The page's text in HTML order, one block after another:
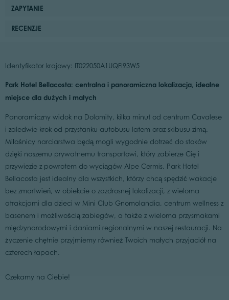
ZAPYTANIE
RECENZJE
Identyfikator krajowy: IT022050A1UQFI93W5
Park Hotel Bellacosta: centralna i panoramiczna lokalizacja, idealne
miejsce dla dużych i małych
Panoramiczny widok na Dolomity, kilka minut od centrum Cavalese
i zaledwie krok od przystanku autobusu latem oraz skibusu zimą.
Miłośnicy narciarstwa będą mogli wygodnie dotrzeć do stoków
dzięki naszemu prywatnemu transportowi, który zabierze Cię i
przywiezie z powrotem do wyciągów Alpe Cermis. Park Hotel
Bellacosta jest idealny dla wszystkich, którzy chcą spędzić wakacje
bez zmartwień, w obiekcie o zazdrosnej lokalizacji, z wieloma
atrakcjami dla dzieci w Mini Club Gnomolandia, centrum wellness z
basenem i możliwością zabiegów, a także z wieloma przysmakami
międzynarodowymi i daniami regionalnymi w naszej restauracji. Na
życzenie chętnie przyjmiemy również Twoich małych przyjaciół na
czterech łapach.
Czekamy na Ciebie!